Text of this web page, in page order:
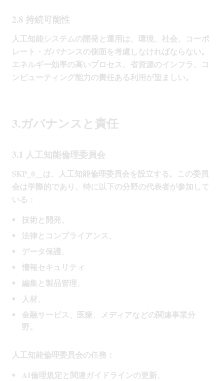
2.8 持続可能性
人工知能システムの開発と運用は、環境、社会、コーポ
レート・ガバナンスの側面を考慮しなければならない。
エネルギー効率の高いプロセス、省資源のインフラ、コ
ンピューティング能力の責任ある利用が望ましい。
3.ガバナンスと責任
3.1 人工知能倫理委員会
SKP_0__は、人工知能倫理委員会を設立する。この委員
会は学際的であり、特に以下の分野の代表者が参加して
いる：
技術と開発、
法律とコンプライアンス、
データ保護、
情報セキュリティ
編集と製品管理、
人材、
金融サービス、医療、メディアなどの関連事業分
野。
人工知能倫理委員会の任務：
AI倫理規定と関連ガイドラインの更新、